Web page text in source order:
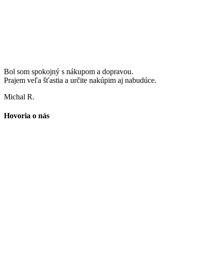
Bol som spokojný s nákupom a dopravou.
Prajem veľa šťastia a určite nakúpim aj nabudúce.
Michal R.
Hovoria o nás